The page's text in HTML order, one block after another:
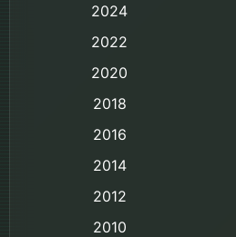
2024
2022
2020
2018
2016
2014
2012
2010